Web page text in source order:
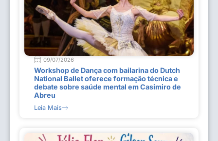
09/07/2026
Workshop de Dança com bailarina do Dutch
National Ballet oferece formação técnica e
debate sobre saúde mental em Casimiro de
Abreu
Leia Mais